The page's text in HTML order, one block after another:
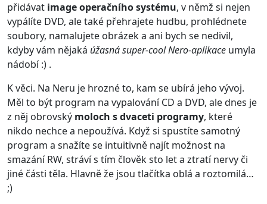
přidávat image operačního systému, v němž si nejen
vypálíte DVD, ale také přehrajete hudbu, prohlédnete
soubory, namalujete obrázek a ani bych se nedivil,
kdyby vám nějaká úžasná super-cool Nero-aplikace umyla
nádobí :) .
K věci. Na Neru je hrozné to, kam se ubírá jeho vývoj.
Měl to být program na vypalování CD a DVD, ale dnes je
z něj obrovský moloch s dvaceti programy, které
nikdo nechce a nepoužívá. Když si spustíte samotný
program a snažíte se intuitivně najít možnost na
smazání RW, stráví s tím člověk sto let a ztratí nervy či
jiné části těla. Hlavně že jsou tlačítka oblá a roztomilá…
;)